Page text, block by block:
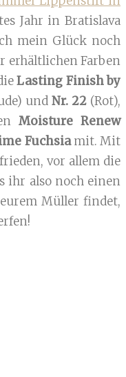
Jahr in Bratislava
mein Glück noch
erhältlichen Farben
Lasting Finish by
und Nr. 22(Rot),
Moisture Renew
Fuchsiamit. Mit
vor allem die
ihr also noch einen
Müller findet,